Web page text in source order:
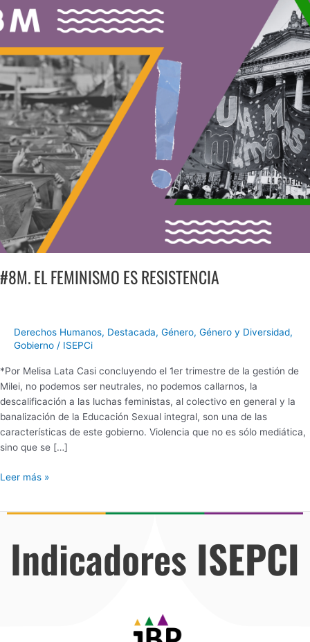
#8M. EL FEMINISMO ES RESISTENCIA
Derechos Humanos, Destacada, Género, Género y Diversidad,
Gobierno / ISEPCi
*Por Melisa Lata Casi concluyendo el 1er trimestre de la gestión de
Milei, no podemos ser neutrales, no podemos callarnos, la
descalificación a las luchas feministas, al colectivo en general y la
banalización de la Educación Sexual integral, son una de las
características de este gobierno. Violencia que no es sólo mediática,
sino que se […]
EL
FEMINISMO
ES
RESISTENCIA
Leer más »
Indicadores ISEPCI